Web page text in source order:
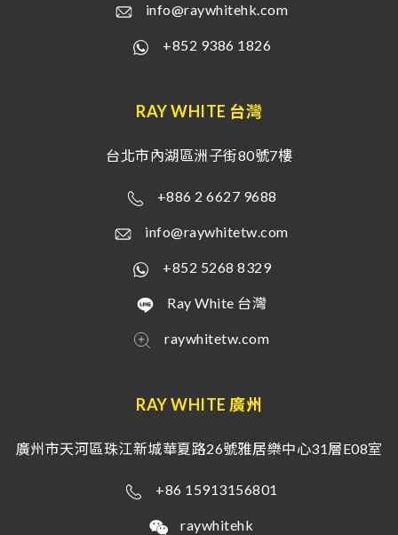
info@raywhitehk.com
+852 9386 1826
RAY WHITE 台灣
台北市內湖區洲子街80號7樓
+886 2 6627 9688
info@raywhitetw.com
+852 5268 8329
Ray White 台灣
raywhitetw.com
RAY WHITE 廣州
廣州市天河區珠江新城華夏路26號雅居樂中心31層E08室
+86 15913156801
raywhitehk